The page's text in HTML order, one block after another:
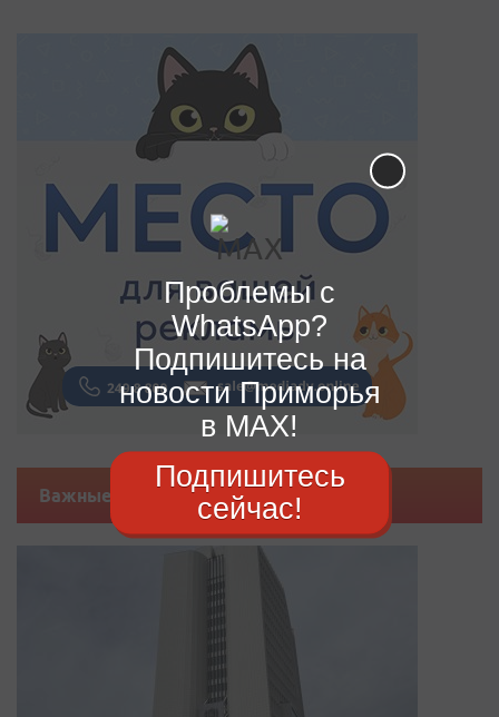
Важные новости
Проблемы с
WhatsApp?
Подпишитесь на
новости Приморья
в MAX!
Подпишитесь
сейчас!